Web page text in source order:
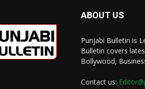
ABOUT US
Punjabi Bulletin is
Bulletin covers
Bollywood,
Contact us: